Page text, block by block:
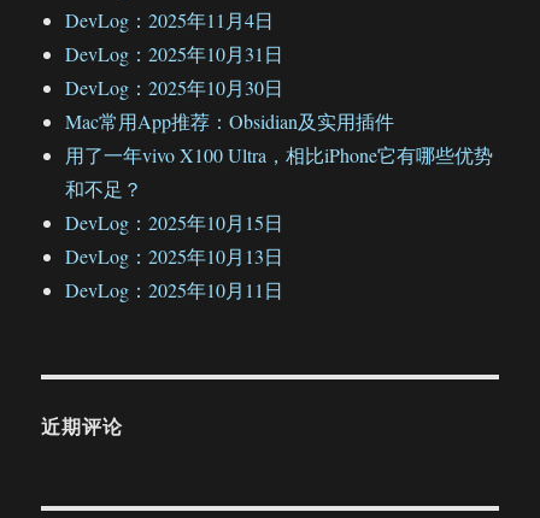
DevLog：2025年11月4日
DevLog：2025年10月31日
DevLog：2025年10月30日
Mac常用App推荐：Obsidian及实用插件
用了一年vivo X100 Ultra，相比iPhone它有哪些优势
和不足？
DevLog：2025年10月15日
DevLog：2025年10月13日
DevLog：2025年10月11日
近期评论